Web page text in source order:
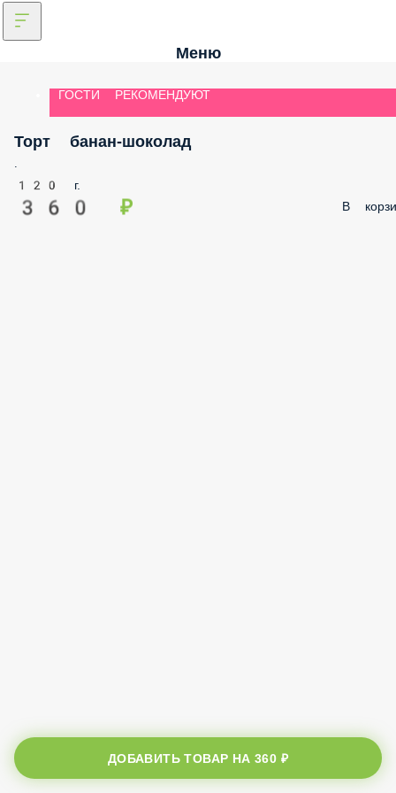
Меню
ГОСТИ РЕКОМЕНДУЮТ
Торт банан-шоколад
.
120 г.
360 ₽ В
ДОБАВИТЬ ТОВАР НА360 ₽